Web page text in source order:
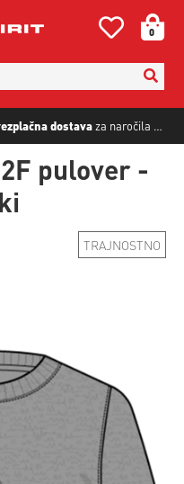
dostavaza naročila nad
0
pulover -
TRAJNOSTNO